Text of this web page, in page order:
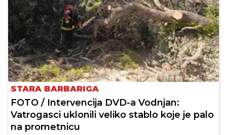
STARA BARBARIGA
FOTO / Intervencija DVD-a Vodnjan:
Vatrogasci uklonili veliko stablo koje je palo
na prometnicu